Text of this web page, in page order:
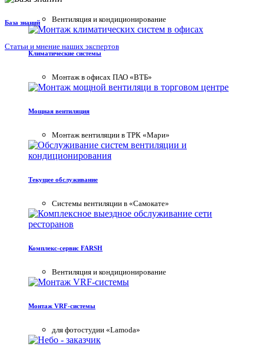
База знаний
Статьи и мнение наших экспертов
Вентиляция и кондиционирование
Климатические системы
Монтаж в офисах ПАО «ВТБ»
Мощная вентиляция
Монтаж вентиляции в ТРК «Мари»
Текущее обслуживание
Системы вентиляции в «Самокате»
Комплекс-сервис FARSH
Вентиляция и кондиционирование
Монтаж VRF-системы
для фотостудии «Lamoda»